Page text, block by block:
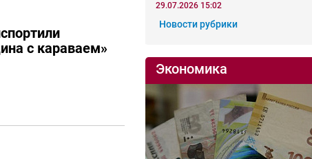
с караваем»
29.07.2026 15:02
Новости рубрики
Экономика